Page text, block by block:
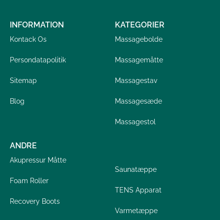
INFORMATION
Kontack Os
Persondatapolitik
Sitemap
Blog
KATEGORIER
Massagebolde
Massagemåtte
Massagestav
Massagesæde
Massagestol
ANDRE
Akupressur Måtte
Foam Roller
Recovery Boots
Saunatæppe
TENS Apparat
Varmetæppe